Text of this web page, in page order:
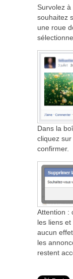
Survolez
souhaitez
une roue
Dans la
cliquez sur
confirmer.
Attention :
les liens et
aucun
les
restent